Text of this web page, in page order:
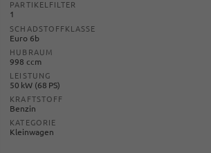
PARTIKELFILTER
1
SCHADSTOFFKLASSE
Euro 6b
HUBRAUM
998 ccm
LEISTUNG
50 kW (68 PS)
KRAFTSTOFF
Benzin
KATEGORIE
Kleinwagen